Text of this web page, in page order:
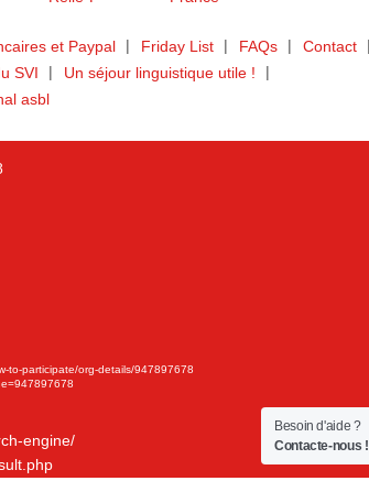
et Paypal Friday List FAQs
Contact
SVI
Un séjour linguistique utile !
asbl
to-participate/org-details/947897678
engine/
Besoin d'aide ?
Contacte-nous !